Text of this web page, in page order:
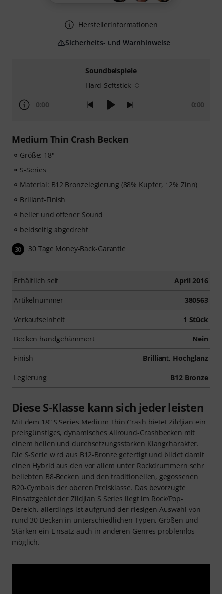
Soundbeispiele
Hard-Softstick
0:00 0:00
Medium Thin Crash Becken
Größe: 18"
S-Series
Material: B12 Bronzelegierung (88% Kupfer, 12% Zinn)
Brillant-Finish
heller und offener Sound
beidseitig abgedreht
30 30 Tage Money-Back-Garantie
Erhältlich seit April 2016
Artikelnummer 380563
Verkaufseinheit 1 Stück
Becken handgehämmert Nein
Finish Brilliant, Hochglanz
Legierung B12 Bronze
Herstellerinformationen
Sicherheits- und Warnhinweise
Diese S-Klasse kann sich jeder leisten
Mit dem 18“ S Series Medium Thin Crash bietet Zildjian ein
preisgünstiges, dynamisches Allround-Crashbecken mit
einem hellen und durchsetzungsstarken Klangcharakter.
Die S-Serie wird aus B12-Bronze gefertigt und bildet damit
einen Hybrid aus den vor allem unter Rockdrummern sehr
beliebten B8-Becken und den traditionellen, gegossenen
B20-Cymbals der oberen Preisklasse. Das bevorzugte
Einsatzgebiet der Zildjian S Series liegt im Rock/Pop-
Bereich, allerdings ist aufgrund der riesigen Auswahl von
rund 30 Becken in unterschiedlichen Typen, Größen und
Stärken ein Einsatz auch in anderen Genres problemlos
möglich.